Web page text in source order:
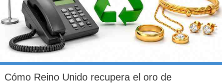
Cómo Reino Unido recupera el oro de